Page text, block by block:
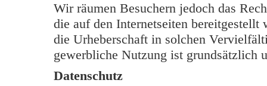
Wir räumen Besuchern jedoch das
die auf den Internetseiten
die Urheberschaft in solchen
gewerbliche Nutzung ist grundsätzlich
Datenschutz